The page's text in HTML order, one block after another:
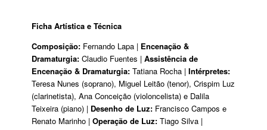
Ficha Artística e Técnica
Composição: Fernando Lapa | Encenação &
Dramaturgia: Claudio Fuentes |Assistência de
Encenação & Dramaturgia: Tatiana Rocha |Intérpretes:
Teresa Nunes (soprano), Miguel Leitão (tenor), Crispim Luz
(clarinetista), Ana Conceição (violoncelista) e Dalila
Teixeira (piano) | Desenho de Luz: Francisco Campos e
Renato Marinho |Operação de Luz: Tiago Silva |